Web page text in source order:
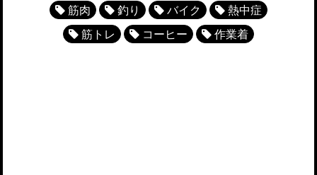
筋肉
釣り バイク
熱中症
筋トレ
コーヒー 作業着